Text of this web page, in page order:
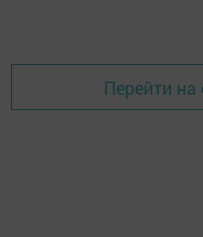
Перейти на